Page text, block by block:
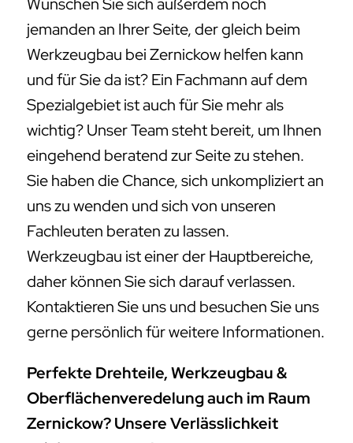
Wünschen Sie sich außerdem noch
jemanden an Ihrer Seite, der gleich beim
Werkzeugbau bei Zernickow helfen kann
und für Sie da ist? Ein Fachmann auf dem
Spezialgebiet ist auch für Sie mehr als
wichtig? Unser Team steht bereit, um Ihnen
eingehend beratend zur Seite zu stehen.
Sie haben die Chance, sich unkompliziert an
uns zu wenden und sich von unseren
Fachleuten beraten zu lassen.
Werkzeugbau ist einer der Hauptbereiche,
daher können Sie sich darauf verlassen.
Kontaktieren Sie uns und besuchen Sie uns
gerne persönlich für weitere Informationen.
Perfekte Drehteile, Werkzeugbau &
Oberflächenveredelung auch im Raum
Zernickow? Unsere Verlässlichkeit